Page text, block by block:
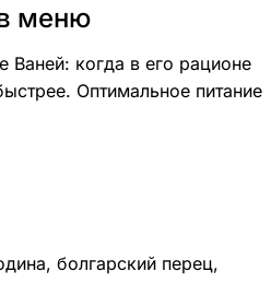
меню
когда в его рационе
Оптимальное питание
болгарский перец,